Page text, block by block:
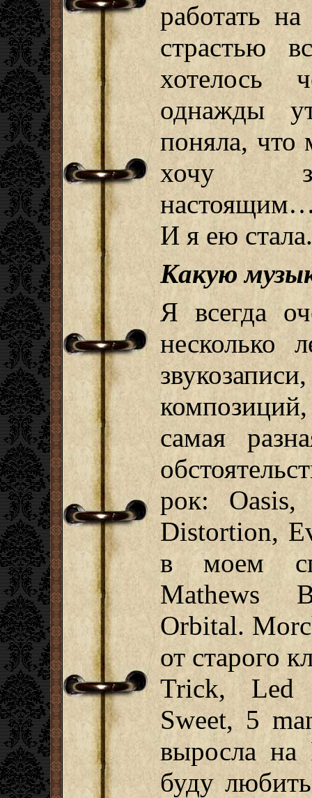
работать
страстью
хотелось
однажды
поняла, что
хочу
И я ею стала.
Какую
Я всегда
несколько
самая
рок: Oasis,
Distortion,
в моем
Mathews
Orbital.
от старого
Trick, Led
Sweet, 5
выросла на
буду